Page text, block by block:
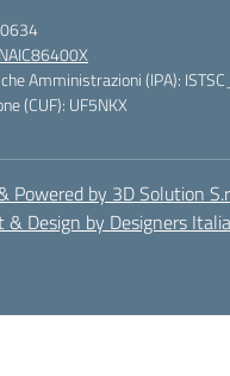
NAIC86400X
Amministrazioni (IPA):
(CUF): UF5NKX
Powered by 3D Solution
& Design by Designers Italia